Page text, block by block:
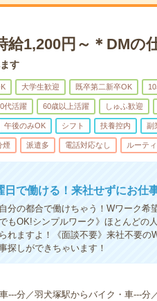
給1,200円～＊DMの
す
大学生歓迎 既卒第二新卒OK
代活躍 60歳以上活躍 しゅふ歓迎
午後のみOK シフト 扶養控内 副
煙 派遣多 電話対応なし ルーテ
日で働ける！来社せずにお仕
分の都合で働けちゃう！Wワーク希
もOK!シンプルワーク》ほとんどの
れますよ！《面談不要》来社不要の
探しができちゃいます！
---分／羽犬塚駅からバイク・車---分